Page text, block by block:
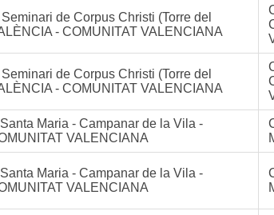
de Corpus Christi (Torre del
- COMUNITAT VALENCIANA
de Corpus Christi (Torre del
- COMUNITAT VALENCIANA
Maria - Campanar de la Vila -
VALENCIANA
Maria - Campanar de la Vila -
VALENCIANA